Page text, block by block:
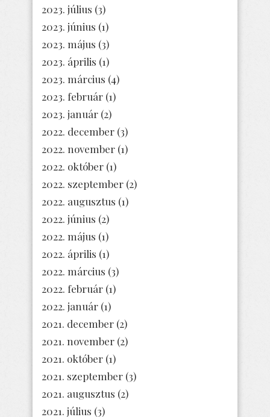
2023. július (3)
2023. június (1)
2023. május (3)
2023. április (1)
2023. március (4)
2023. február (1)
2023. január (2)
2022. december (3)
2022. november (1)
2022. október (1)
2022. szeptember (2)
2022. augusztus (1)
2022. június (2)
2022. május (1)
2022. április (1)
2022. március (3)
2022. február (1)
2022. január (1)
2021. december (2)
2021. november (2)
2021. október (1)
2021. szeptember (3)
2021. augusztus (2)
2021. július (3)